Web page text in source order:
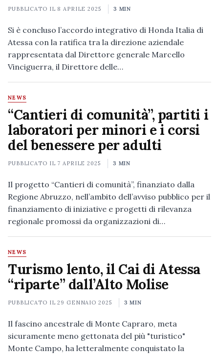
PUBBLICATO IL 8 APRILE 2025 3 MIN
Si è concluso l’accordo integrativo di Honda Italia di
Atessa con la ratifica tra la direzione aziendale
rappresentata dal Direttore generale Marcello
Vinciguerra, il Direttore delle…
NEWS
“Cantieri di comunità”, partiti i
laboratori per minori e i corsi
del benessere per adulti
PUBBLICATO IL 7 APRILE 2025 3 MIN
Il progetto “Cantieri di comunità”, finanziato dalla
Regione Abruzzo, nell’ambito dell’avviso pubblico per il
finanziamento di iniziative e progetti di rilevanza
regionale promossi da organizzazioni di…
NEWS
Turismo lento, il Cai di Atessa
“riparte” dall’Alto Molise
PUBBLICATO IL29 GENNAIO 2025 3 MIN
Il fascino ancestrale di Monte Capraro, meta
sicuramente meno gettonata del più "turistico"
Monte Campo, ha letteralmente conquistato la